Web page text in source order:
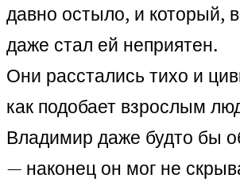
давно остыло, и который,
даже стал ей неприятен.
Они расстались тихо и
как подобает взрослым
Владимир даже будто бы
— наконец он мог не